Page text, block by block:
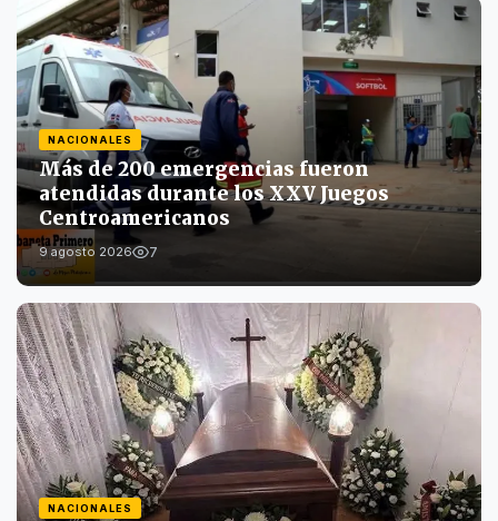
NACIONALES
Más de 200 emergencias fueron
atendidas durante los XXV Juegos
Centroamericanos
9 agosto 2026 7
NACIONALES